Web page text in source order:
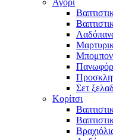
Αγόρι
Σετ
Κορίτσι